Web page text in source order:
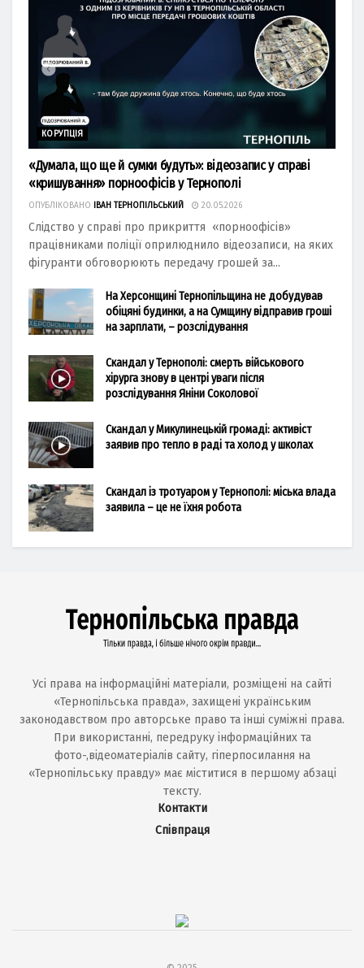
КОРУПЦІЯ
«Думала, що ще й сумки будуть»: відеозапис у справі
«кришування» порноофісів у Тернополі
ОПУБЛІКОВАНО ІВАН ТЕРНОПІЛЬСЬКИЙ 20.05.2026
Слідство у справі про прикриття «порноофісів»
працівниками поліції оприлюднило відеозаписи, на яких
фігуранти обговорюють передачу грошей за...
На Херсонщині Тернопільщина не добудував
обіцяні будинки, а на Сумщину відправив гроші
на зарплати, – розслідування
Скандал у Тернополі: смерть військового
хірурга знову в центрі уваги після
розслідування Яніни Соколової
Скандал у Микулинецькій громаді: активіст
заявив про тепло в раді та холод у школах
Скандал із тротуаром у Тернополі: міська влада
заявила – це не їхня робота
Усі права на інформаційні матеріали, розміщені на сайті
«Тернопільська правда», захищені українським
законодавством про авторське право та інші суміжні права.
При використанні, передруку інформаційних та
фото-,відеоматеріалів сайту, гіперпосилання на
«Тернопільську правду» має міститися в першому абзаці
тексту.
Контакти
Співпраця